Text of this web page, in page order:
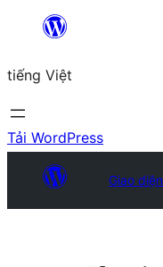
Chuyển
phần
nội
dung
tiếng Việt
Tải WordPress
Giao diện